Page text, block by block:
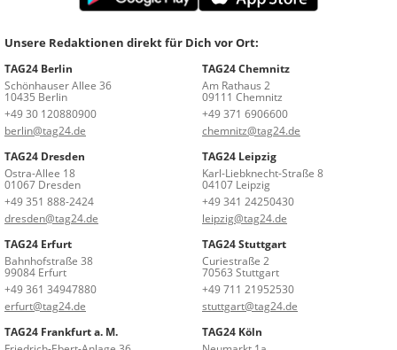
Unsere Redaktionen direkt für Dich vor Ort:
TAG24 Berlin
Schönhauser Allee 36
10435 Berlin
+49 30 120880900
berlin@tag24.de
TAG24 Chemnitz
Am Rathaus 2
09111 Chemnitz
+49 371 6906600
chemnitz@tag24.de
TAG24 Dresden
Ostra-Allee 18
01067 Dresden
+49 351 888-2424
dresden@tag24.de
TAG24 Leipzig
Karl-Liebknecht-Straße 8
04107 Leipzig
+49 341 24250430
leipzig@tag24.de
TAG24 Erfurt
Bahnhofstraße 38
99084 Erfurt
+49 361 34947880
erfurt@tag24.de
TAG24 Stuttgart
Curiestraße 2
70563 Stuttgart
+49 711 21952530
stuttgart@tag24.de
TAG24 Frankfurt a. M.
TAG24 Köln